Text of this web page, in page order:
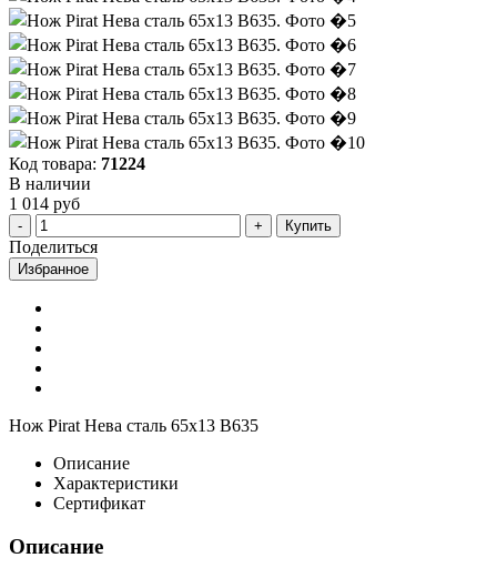
Код товара: 71224
В наличии
1 014 руб
Купить
Поделиться
Избранное
Нож Pirat Нева сталь 65х13 B635
Описание
Характеристики
Сертификат
Описание